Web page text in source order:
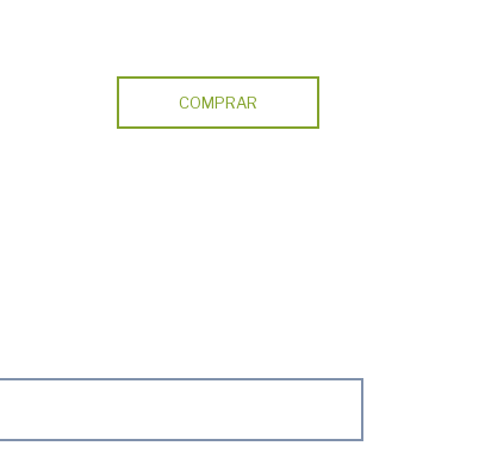
COMPRAR